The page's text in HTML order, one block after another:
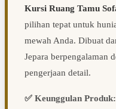
Kursi Ruang Tamu
pilihan tepat untuk
mewah Anda. Dibuat
Jepara berpengalaman
pengerjaan detail.
✅ Keunggulan Produk: